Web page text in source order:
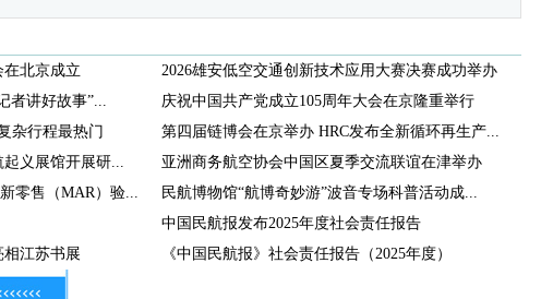
北京成立
者讲好故事”...
杂行程最热门
义展馆开展研...
零售（MAR）验...
江苏书展
2026雄安低空交通创新技术应用大赛决赛成功举办
庆祝中国共产党成立105周年大会在京隆重举行
第四届链博会在京举办 HRC发布全新循环再生产...
亚洲商务航空协会中国区夏季交流联谊在津举办
民航博物馆“航博奇妙游”波音专场科普活动成...
中国民航报发布2025年度社会责任报告
《中国民航报》社会责任报告（2025年度）